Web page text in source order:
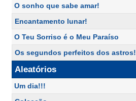
O sonho que sabe amar!
Encantamento lunar!
O Teu Sorriso é o Meu Paraíso
Os segundos perfeitos dos astros!
Aleatórios
Um dia!!!